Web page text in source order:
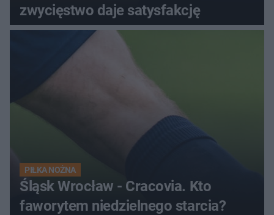
zwycięstwo daje satysfakcję
PIŁKA NOŻNA
Śląsk Wrocław - Cracovia. Kto
faworytem niedzielnego starcia?